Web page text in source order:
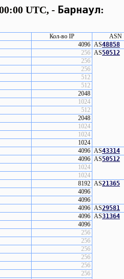
UTC, - Барнаул:
Кол-во IP ASN
4096 AS48858
256 AS50512
256
256
512
512
2048
1024
512
2048
1024
1024
1024
4096 AS43314
4096 AS50512
1024
1024
8192 AS21365
4096
4096
4096 AS29581
4096 AS31364
4096
256
256
256
256
256
256